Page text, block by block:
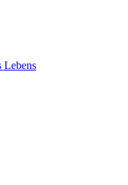
Lebens